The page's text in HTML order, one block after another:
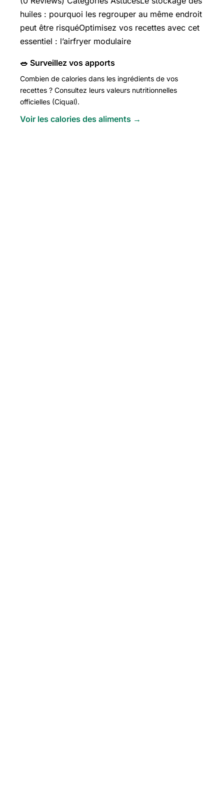
huiles : pourquoi les regrouper au même endroit
peut être risquéOptimisez vos recettes avec cet
essentiel : l’airfryer modulaire
🥗 Surveillez vos apports
Combien de calories dans les ingrédients de vos
recettes ? Consultez leurs valeurs nutritionnelles
officielles (Ciqual).
Voir les calories des aliments →